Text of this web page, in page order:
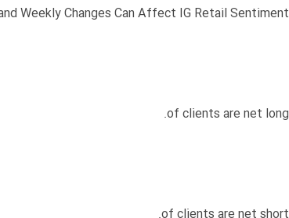
Weekly Changes Can Affect IG Retail Sentiment
of clients are net long.